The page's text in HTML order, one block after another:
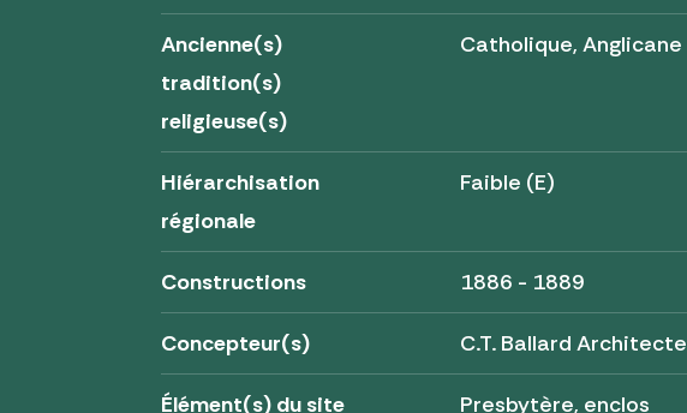
Ancienne(s)
tradition(s)
religieuse(s)
Catholique, Anglicane
Hiérarchisation
régionale
Faible (E)
Constructions 1886 - 1889
Concepteur(s) C.T. Ballard Architecte
Élément(s) du site Presbytère, enclos